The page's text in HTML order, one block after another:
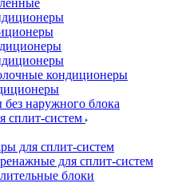
кондиционеры
наружного блока
сплит-систем
для сплит-систем
для сплит-систем
блоки